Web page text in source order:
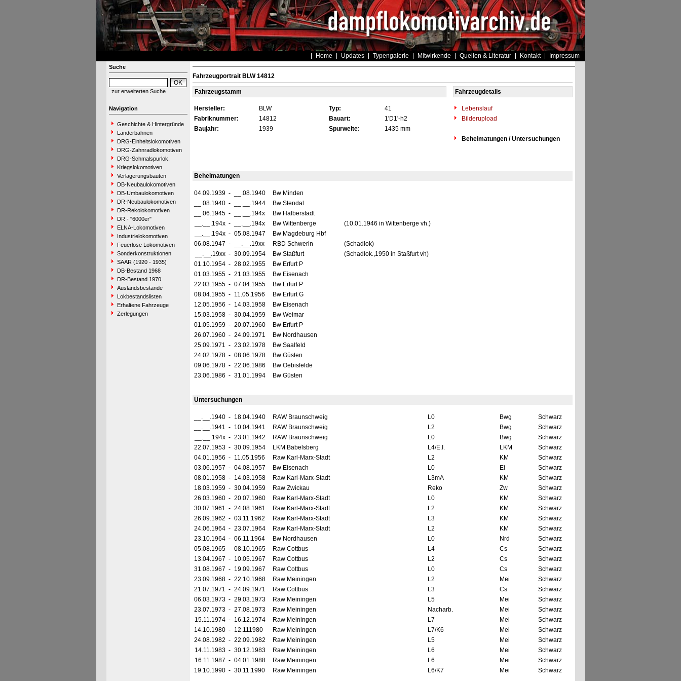
Home Updates Typengalerie Mitwirkende Quellen & Literatur Kontakt Impressum
Suche
zur erweiterten Suche
Navigation
Geschichte & Hintergründe
Länderbahnen
DRG-Einheitslokomotiven
DRG-Zahnradlokomotiven
DRG-Schmalspurlok.
Kriegslokomotiven
Verlagerungsbauten
DB-Neubaulokomotiven
DB-Umbaulokomotiven
DR-Neubaulokomotiven
DR-Rekolokomotiven
DR - "6000er"
ELNA-Lokomotiven
Industrielokomotiven
Feuerlose Lokomotiven
Sonderkonstruktionen
SAAR (1920 - 1935)
DB-Bestand 1968
DR-Bestand 1970
Auslandsbestände
Lokbestandslisten
Erhaltene Fahrzeuge
Zerlegungen
Fahrzeugportrait BLW 14812
Fahrzeugstamm Fahrzeugdetails
Hersteller: BLW Typ: 41
Lebenslauf
Fabriknummer:
14812 Bauart: 1'D1'-h2
Bilderupload
Baujahr:
1939 Spurweite:
1435 mm
Beheimatungen / Untersuchungen
Beheimatungen
04.09.1939 - __.08.1940
Bw Minden
__.08.1940 - __.__.1944
Bw Stendal
__.06.1945 - __.__.194x
Bw Halberstadt
__.__.194x - __.__.194x Bw Wittenberge
(10.01.1946 in Wittenberge vh.)
__.__.194x - 05.08.1947
Bw Magdeburg Hbf
06.08.1947 - __.__.19xx RBD Schwerin
(Schadlok)
__.__.19xx - 30.09.1954 Bw Staßfurt
(Schadlok.,1950 in Staßfurt vh)
01.10.1954 - 28.02.1955
Bw Erfurt P
01.03.1955 - 21.03.1955
Bw Eisenach
22.03.1955 - 07.04.1955
Bw Erfurt P
08.04.1955 - 11.05.1956
Bw Erfurt G
12.05.1956 - 14.03.1958
Bw Eisenach
15.03.1958 - 30.04.1959
Bw Weimar
01.05.1959 - 20.07.1960
Bw Erfurt P
26.07.1960 - 24.09.1971
Bw Nordhausen
25.09.1971 - 23.02.1978
Bw Saalfeld
24.02.1978 - 08.06.1978
Bw Güsten
09.06.1978 - 22.06.1986
Bw Oebisfelde
23.06.1986 - 31.01.1994 Bw Güsten
Untersuchungen
__.__.1940 - 18.04.1940 RAW Braunschweig L0 Bwg
Schwarz
__.__.1941 - 10.04.1941 RAW Braunschweig L2 Bwg
Schwarz
__.__.194x - 23.01.1942 RAW Braunschweig L0 Bwg
Schwarz
22.07.1953 - 30.09.1954 LKM Babelsberg L4/E.I. LKM
Schwarz
04.01.1956 - 11.05.1956 Raw Karl-Marx-Stadt L2 KM
Schwarz
03.06.1957 - 04.08.1957 Bw Eisenach L0 Ei
Schwarz
08.01.1958 - 14.03.1958 Raw Karl-Marx-Stadt L3mA KM
Schwarz
18.03.1959 - 30.04.1959 Raw Zwickau Reko Zw
Schwarz
26.03.1960 - 20.07.1960 Raw Karl-Marx-Stadt L0 KM
Schwarz
30.07.1961 - 24.08.1961 Raw Karl-Marx-Stadt L2 KM
Schwarz
26.09.1962 - 03.11.1962 Raw Karl-Marx-Stadt L3 KM
Schwarz
24.06.1964 - 23.07.1964 Raw Karl-Marx-Stadt L2 KM
Schwarz
23.10.1964 - 06.11.1964 Bw Nordhausen L0 Nrd
Schwarz
05.08.1965 - 08.10.1965 Raw Cottbus L4 Cs
Schwarz
13.04.1967 - 10.05.1967 Raw Cottbus L2 Cs
Schwarz
31.08.1967 - 19.09.1967 Raw Cottbus L0 Cs
Schwarz
23.09.1968 - 22.10.1968 Raw Meiningen L2 Mei
Schwarz
21.07.1971 - 24.09.1971 Raw Cottbus L3 Cs
Schwarz
06.03.1973 - 29.03.1973 Raw Meiningen L5 Mei
Schwarz
23.07.1973 - 27.08.1973 Raw Meiningen Nacharb. Mei
Schwarz
15.11.1974 - 16.12.1974 Raw Meiningen L7 Mei
Schwarz
14.10.1980 - 12.111980 Raw Meiningen L7/K6 Mei
Schwarz
24.08.1982 - 22.09.1982 Raw Meiningen L5 Mei
Schwarz
14.11.1983 - 30.12.1983 Raw Meiningen L6 Mei
Schwarz
16.11.1987 - 04.01.1988 Raw Meiningen L6 Mei
Schwarz
19.10.1990 - 30.11.1990 Raw Meiningen L6/K7 Mei Schwarz